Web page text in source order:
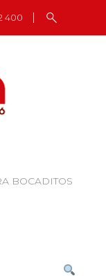
400
BOCADITOS